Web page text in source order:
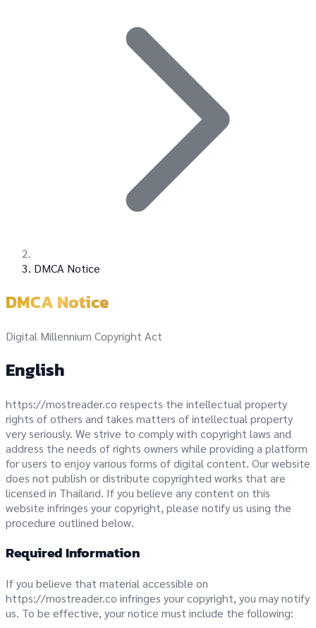
DMCA Notice
DMCA Notice
Digital Millennium Copyright Act
English
https://mostreader.co respects the intellectual property
rights of others and takes matters of intellectual property
very seriously. We strive to comply with copyright laws and
address the needs of rights owners while providing a platform
for users to enjoy various forms of digital content. Our website
does not publish or distribute copyrighted works that are
licensed in Thailand. If you believe any content on this
website infringes your copyright, please notify us using the
procedure outlined below.
Required Information
If you believe that material accessible on
https://mostreader.co infringes your copyright, you may notify
us. To be effective, your notice must include the following: